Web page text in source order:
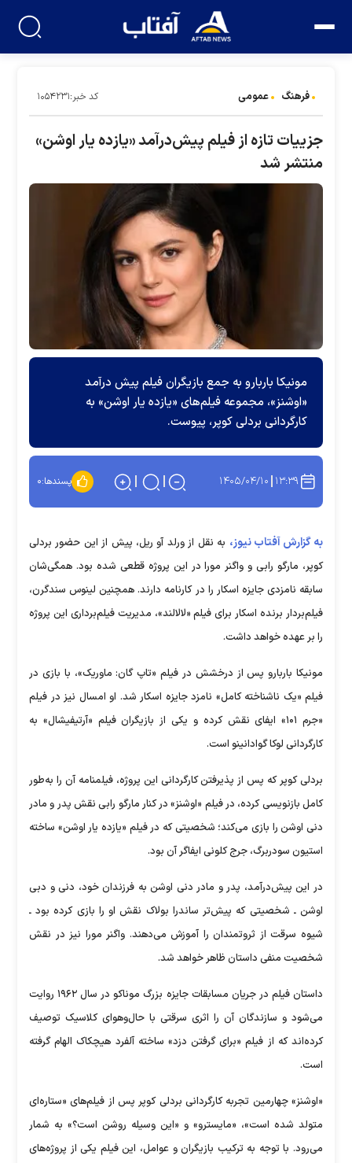
فرهنگ عمومی کد خبر:۱۰۵۴۲۳۱
جزییات تازه از فیلم پیش‌درآمد «یازده یار اوشن»
منتشر شد
مونیکا باربارو به جمع بازیگران فیلم پیش درآمد
«اوشنز»، مجموعه فیلم‌های «یازده یار اوشن» به
کارگردانی بردلی کوپر، پیوست.
۱۳:۳۹ ۱۴۰۵/۰۴/۱۰ پسندها:۰
به گزارش آفتاب نیوز، به نقل از ورلد آو ریل، پیش از این حضور بردلی
کوپر، مارگو رابی و واگنر مورا در این پروژه قطعی شده بود. همگی‌شان
سابقه نامزدی جایزه اسکار را در کارنامه دارند. همچنین لینوس سندگرن،
فیلم‌بردار برنده اسکار برای فیلم «لالالند»، مدیریت فیلم‌برداری این پروژه
را بر عهده خواهد داشت.
مونیکا باربارو پس از درخشش در فیلم «تاپ گان: ماوریک»، با بازی در
فیلم «یک ناشناخته کامل» نامزد جایزه اسکار شد. او امسال نیز در فیلم
«جرم ۱۰۱» ایفای نقش کرده و یکی از بازیگران فیلم «آرتیفیشال» به
کارگردانی لوکا گوادانینو است.
بردلی کوپر که پس از پذیرفتن کارگردانی این پروژه، فیلمنامه آن را به‌طور
کامل بازنویسی کرده، در فیلم «اوشنز» در کنار مارگو رابی نقش پدر و مادر
دنی اوشن را بازی می‌کند؛ شخصیتی که در فیلم «یازده یار اوشن» ساخته
استیون سودربرگ، جرج کلونی ایفاگر آن بود.
در این پیش‌درآمد، پدر و مادر دنی اوشن به فرزندان خود، دنی و دبی
اوشن ـ شخصیتی که پیش‌تر ساندرا بولاک نقش او را بازی کرده بود ـ
شیوه سرقت از ثروتمندان را آموزش می‌دهند. واگنر مورا نیز در نقش
شخصیت منفی داستان ظاهر خواهد شد.
داستان فیلم در جریان مسابقات جایزه بزرگ موناکو در سال ۱۹۶۲ روایت
می‌شود و سازندگان آن را اثری سرقتی با حال‌وهوای کلاسیک توصیف
کرده‌اند که از فیلم «برای گرفتن دزد» ساخته آلفرد هیچکاک الهام گرفته
است.
«اوشنز» چهارمین تجربه کارگردانی بردلی کوپر پس از فیلم‌های «ستاره‌ای
متولد شده است»، «مایسترو» و «این وسیله روشن است؟» به شمار
می‌رود. با توجه به ترکیب بازیگران و عوامل، این فیلم یکی از پروژه‌های